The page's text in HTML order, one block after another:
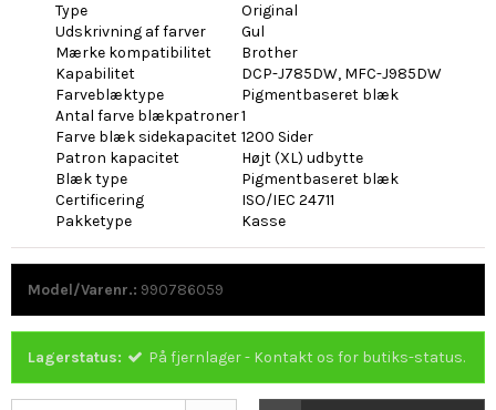
Type
Original
Udskrivning af farver
Gul
Mærke kompatibilitet
Brother
Kapabilitet
DCP-J785DW, MFC-J985DW
Farveblæktype
Pigmentbaseret blæk
Antal farve blækpatroner1
Farve blæk sidekapacitet 1200 Sider
Patron kapacitet
Højt (XL) udbytte
Blæk type
Pigmentbaseret blæk
Certificering
ISO/IEC 24711
Pakketype
Kasse
Model/Varenr.: 990786059
Lagerstatus: På fjernlager - Kontakt os for butiks-status.